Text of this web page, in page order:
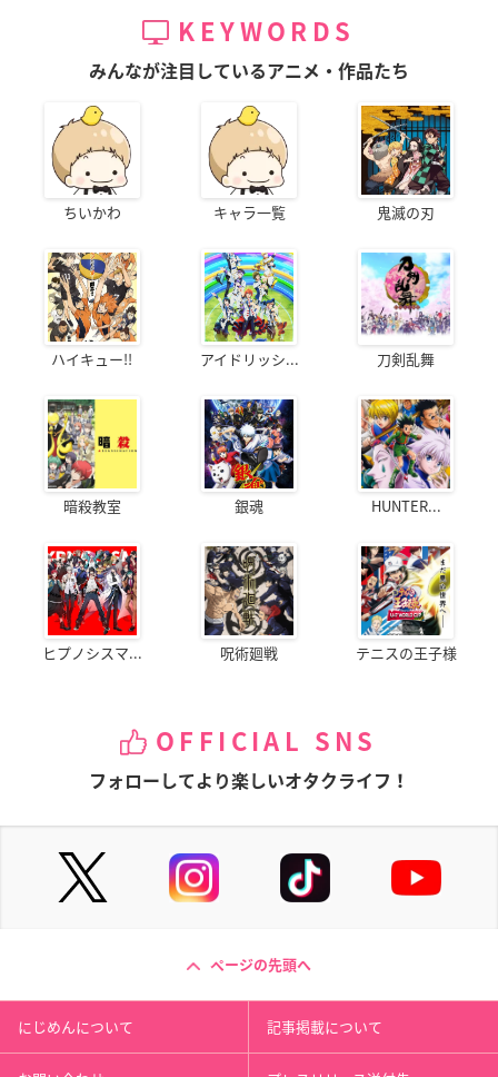
KEYWORDS
みんなが注目しているアニメ・作品たち
ちいかわ キャラ一覧 鬼滅の刃
ハイキュー!! アイドリッシ... 刀剣乱舞
暗殺教室 銀魂 HUNTER...
ヒプノシスマ... 呪術廻戦 テニスの王子様
OFFICIAL SNS
フォローしてより楽しいオタクライフ！
ページの先頭へ
にじめんについて 記事掲載について